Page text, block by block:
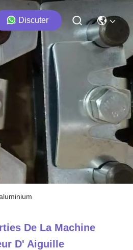
Discuter
De La Machine
D' Aiguille